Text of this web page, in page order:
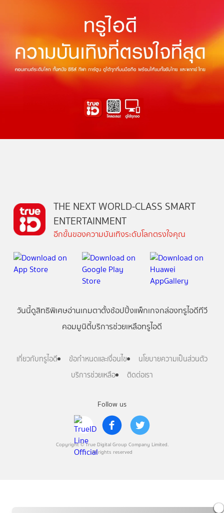
Follow us
Copyright © True Digital Group Company Limited.
All rights reserved
THE NEXT WORLD-CLASS SMART
ENTERTAINMENT
อีกขั้นของความบันเทิงระดับโลกตรงใจคุณ
วันนี้ดูสิทธิพิเศษอ่านเกมตาตั้งช้อปปิ้งแพ็กเกจกล่องทรูไอดีทีวี
คอมมูนิตี้บริการช่วยเหลือทรูไอดี
เกี่ยวกับทรูไอดี ข้อกำหนดและเงื่อนไข
นโยบายความเป็นส่วนตัว
บริการช่วยเหลือ
ติดต่อเรา